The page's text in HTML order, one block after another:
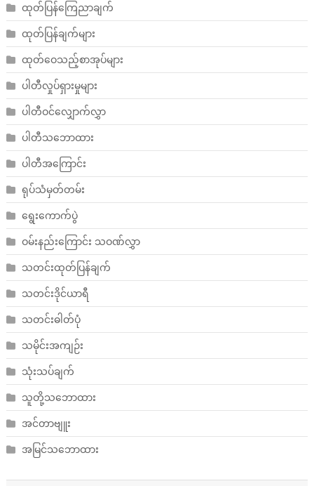
ထုတ်ပြန်ကြေညာချက်
ထုတ်ပြန်ချက်များ
ထုတ်ဝေသည့်စာအုပ်များ
ပါတီလှုပ်ရှားမှုများ
ပါတီဝင်လျှောက်လွှာ
ပါတီသဘောထား
ပါတီအကြောင်း
ရုပ်သံမှတ်တမ်း
ရွေးကောက်ပွဲ
ဝမ်းနည်းကြောင်း သဝဏ်လွှာ
သတင်းထုတ်ပြန်ချက်
သတင်းဒိုင်ယာရီ
သတင်းဓါတ်ပုံ
သမိုင်းအကျဉ်း
သုံးသပ်ချက်
သူတို့သဘောထား
အင်တာဗျူး
အမြင်သဘောထား